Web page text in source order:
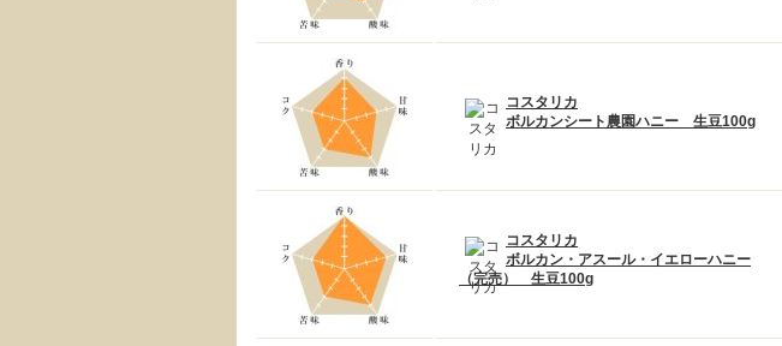
コスタリカ
ボルカンシート農園ハニー 生豆100g
コスタリカ
ボルカン・アスール・イエローハニー
（完売） 生豆100g